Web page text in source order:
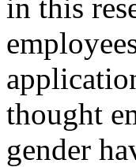
in this
thought
gender